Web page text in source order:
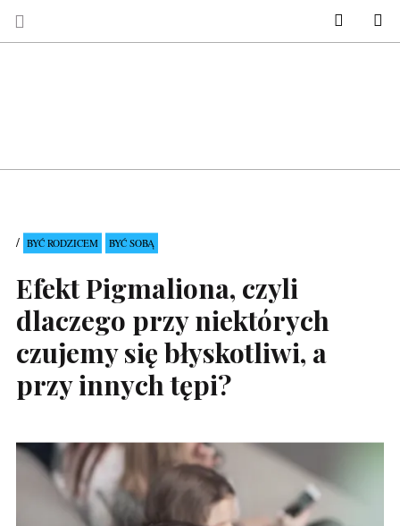
BYĆ RODZICEM BYĆ SOBĄ
Efekt Pigmaliona, czyli
dlaczego przy niektórych
czujemy się błyskotliwi, a
przy innych tępi?
KIM